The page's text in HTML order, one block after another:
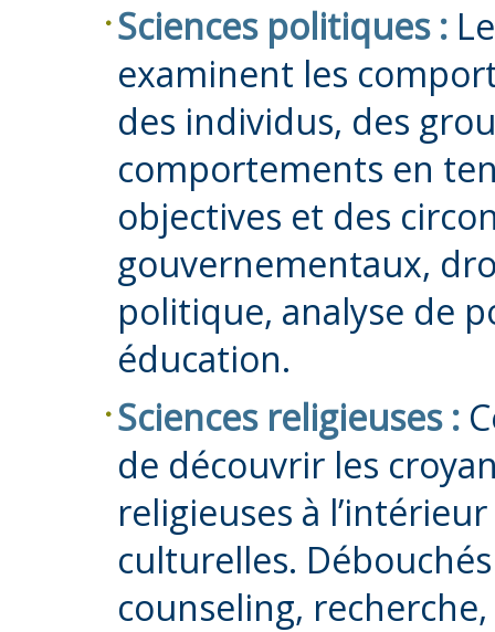
Sciences politiques :
examinent les
des individus, des
comportements en
objectives et des
gouvernementaux,
politique, analyse de
éducation.
Sciences religieuses :
de découvrir les
religieuses à
culturelles.
counseling,